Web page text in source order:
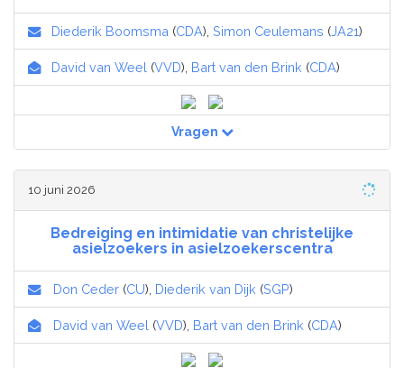
Diederik Boomsma (CDA), Simon Ceulemans (JA21)
David van Weel (VVD), Bart van den Brink (CDA)
Vragen
10 juni 2026
Bedreiging en intimidatie van christelijke
asielzoekers in asielzoekerscentra
Don Ceder (CU), Diederik van Dijk (SGP)
David van Weel (VVD), Bart van den Brink (CDA)